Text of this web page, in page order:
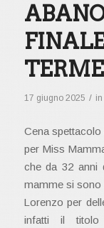
TERME
17 giugno 2025 / in
Cena spettacolo
per Miss
che da 32 anni
mamme si sono
Lorenzo per
infatti il titolo